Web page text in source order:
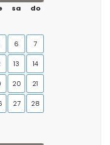
sa do
6 7
13 14
20 21
27 28